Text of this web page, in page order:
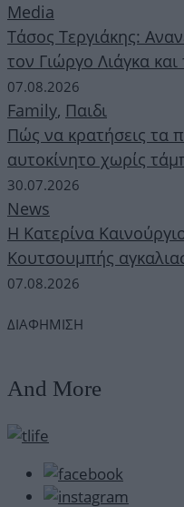
Media
Τάσος Τεργιάκης:
τον Γιώργο Λιάγκα
07.08.2026
Family, Παιδι
Πώς να κρατήσεις τα
αυτοκίνητο χωρίς
30.07.2026
News
Η Κατερίνα
Κουτσουμπής
07.08.2026
ΔΙΑΦΗΜΙΣΗ
And More